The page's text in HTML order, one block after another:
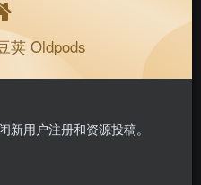
私信
荚 Oldpods
用户注册和资源投稿。